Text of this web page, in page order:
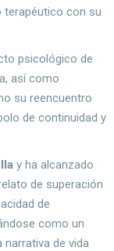
terapéutico con su
psicológico de
así como
su reencuentro
de continuidad y
y ha alcanzado
de superación
de
como un
de vida